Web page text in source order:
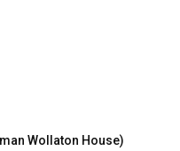
Wollaton House)